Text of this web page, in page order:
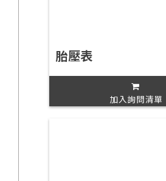
胎壓表
加入詢問清單